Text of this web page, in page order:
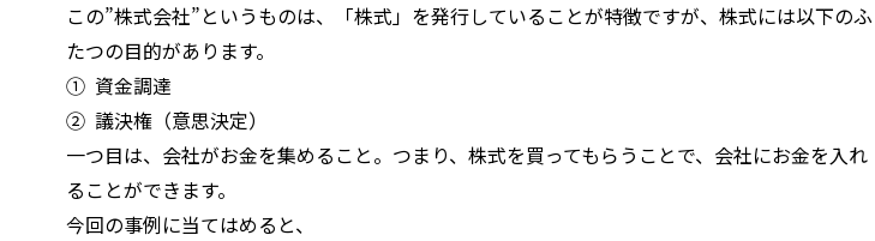
この”株式会社”というものは、「株式」を発行していることが特徴ですが、株式には以下のふ
たつの目的があります。
① 資金調達
② 議決権（意思決定）
一つ目は、会社がお金を集めること。つまり、株式を買ってもらうことで、会社にお金を入れ
ることができます。
今回の事例に当てはめると、